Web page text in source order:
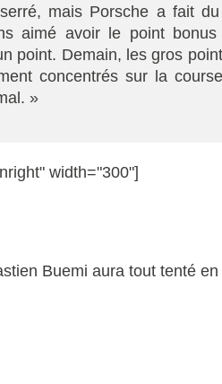
mais Porsche a fait du
aimé avoir le point
point. Demain, les gros
concentrés sur la
»
width="300"]
Buemi aura tout tenté